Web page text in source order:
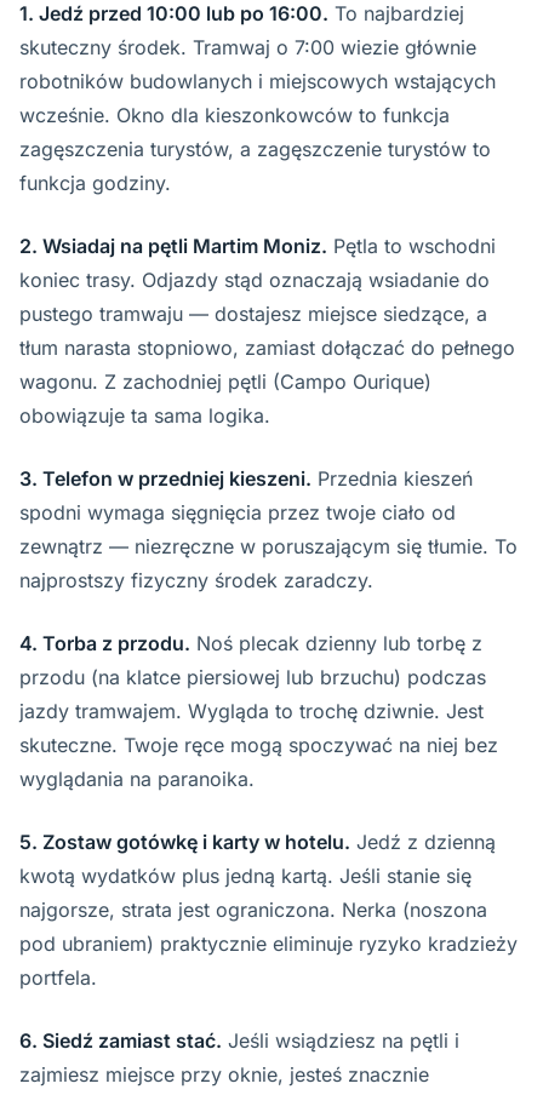
1. Jedź przed 10:00 lub po 16:00. To najbardziej
skuteczny środek. Tramwaj o 7:00 wiezie głównie
robotników budowlanych i miejscowych wstających
wcześnie. Okno dla kieszonkowców to funkcja
zagęszczenia turystów, a zagęszczenie turystów to
funkcja godziny.
2. Wsiadaj na pętli Martim Moniz. Pętla to wschodni
koniec trasy. Odjazdy stąd oznaczają wsiadanie do
pustego tramwaju — dostajesz miejsce siedzące, a
tłum narasta stopniowo, zamiast dołączać do pełnego
wagonu. Z zachodniej pętli (Campo Ourique)
obowiązuje ta sama logika.
3. Telefon w przedniej kieszeni. Przednia kieszeń
spodni wymaga sięgnięcia przez twoje ciało od
zewnątrz — niezręczne w poruszającym się tłumie. To
najprostszy fizyczny środek zaradczy.
4. Torba z przodu. Noś plecak dzienny lub torbę z
przodu (na klatce piersiowej lub brzuchu) podczas
jazdy tramwajem. Wygląda to trochę dziwnie. Jest
skuteczne. Twoje ręce mogą spoczywać na niej bez
wyglądania na paranoika.
5. Zostaw gotówkę i karty w hotelu. Jedź z dzienną
kwotą wydatków plus jedną kartą. Jeśli stanie się
najgorsze, strata jest ograniczona. Nerka (noszona
pod ubraniem) praktycznie eliminuje ryzyko kradzieży
portfela.
6. Siedź zamiast stać. Jeśli wsiądziesz na pętli i
zajmiesz miejsce przy oknie, jesteś znacznie